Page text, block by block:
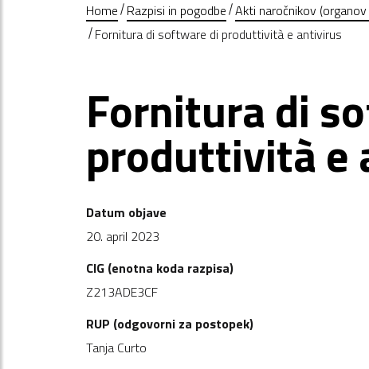
Home Razpisi in pogodbe Akti naročnikov
Fornitura di software di produttività e antivirus
Fornitura di
produttività e
Datum objave
20. april 2023
CIG (enotna koda razpisa)
Z213ADE3CF
RUP (odgovorni za postopek)
Tanja Curto